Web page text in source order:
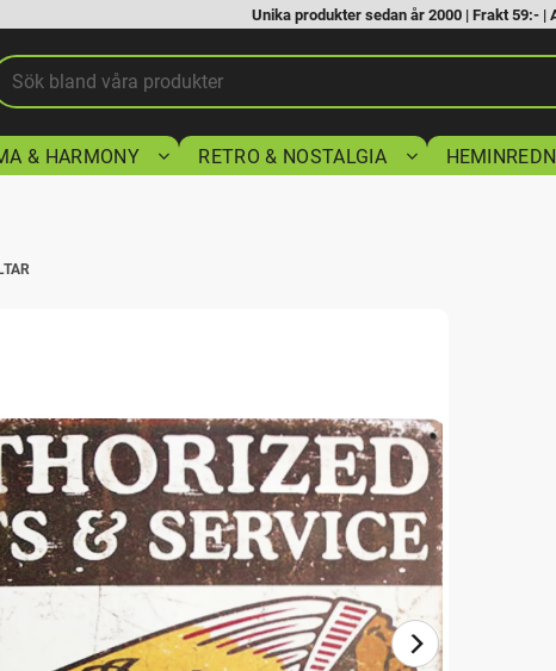
Unika produkter sedan år 2000 | Frakt 59:- |
& HARMONY RETRO & NOSTALGIA